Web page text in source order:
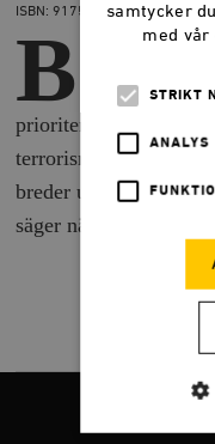
ISBN: 9175665269
B
okslutet
vackert. En
prioritering av nätjakt
terrorism som gäller
breder ut sig i den
säger nätveteranen
samtycker
med vår
STRIKT
ANALYS